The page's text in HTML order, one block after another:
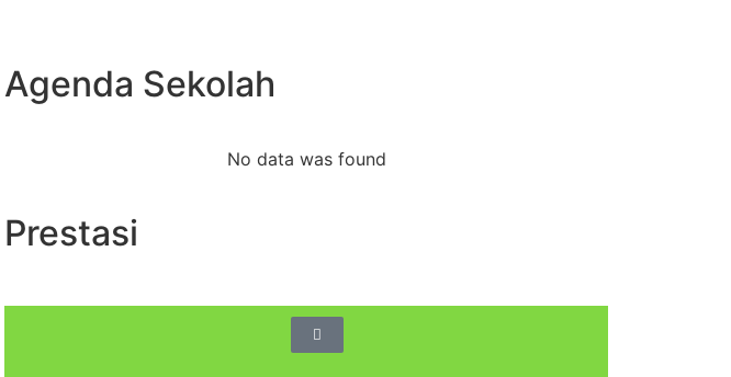
Agenda Sekolah
No data was found
Prestasi